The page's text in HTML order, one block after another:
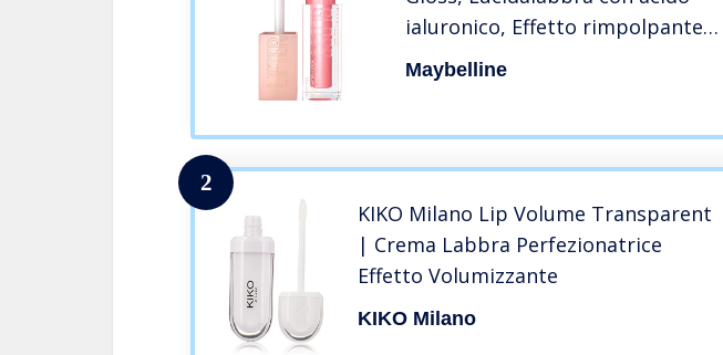
ialuronico, Effetto rimpolpante e
idratante, Silk (004), 5,4 ml
Maybelline
2
KIKO Milano Lip Volume Transparent
| Crema Labbra Perfezionatrice
Effetto Volumizzante
KIKO Milano